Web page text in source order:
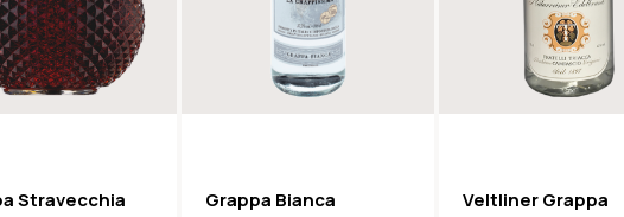
Stravecchia
Grappa Bianca
Veltliner Grappa